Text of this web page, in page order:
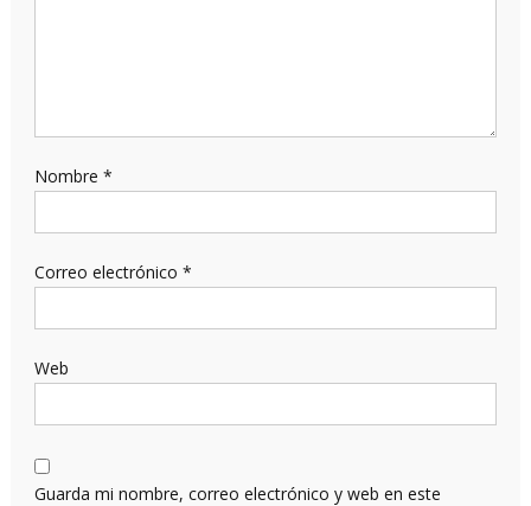
Nombre *
Correo electrónico *
Web
Guarda mi nombre, correo electrónico y web en este